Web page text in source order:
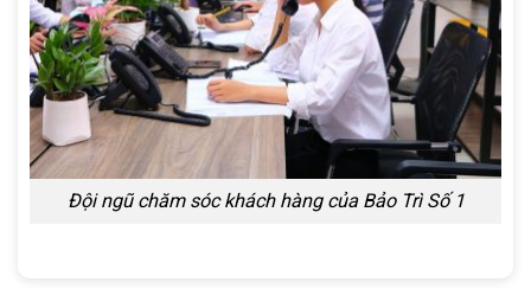
Đội ngũ chăm sóc khách hàng của Bảo Trì Số 1